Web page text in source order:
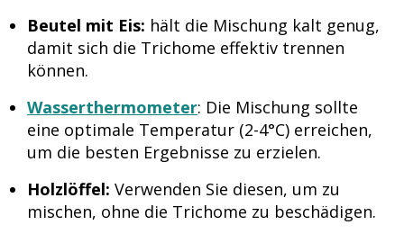
Beutel mit Eis: hält die Mischung kalt genug,
damit sich die Trichome effektiv trennen
können.
Wasserthermometer: Die Mischung sollte
eine optimale Temperatur (2-4°C) erreichen,
um die besten Ergebnisse zu erzielen.
Holzlöffel: Verwenden Sie diesen, um zu
mischen, ohne die Trichome zu beschädigen.